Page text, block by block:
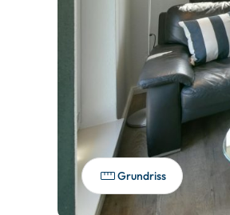
Grundriss